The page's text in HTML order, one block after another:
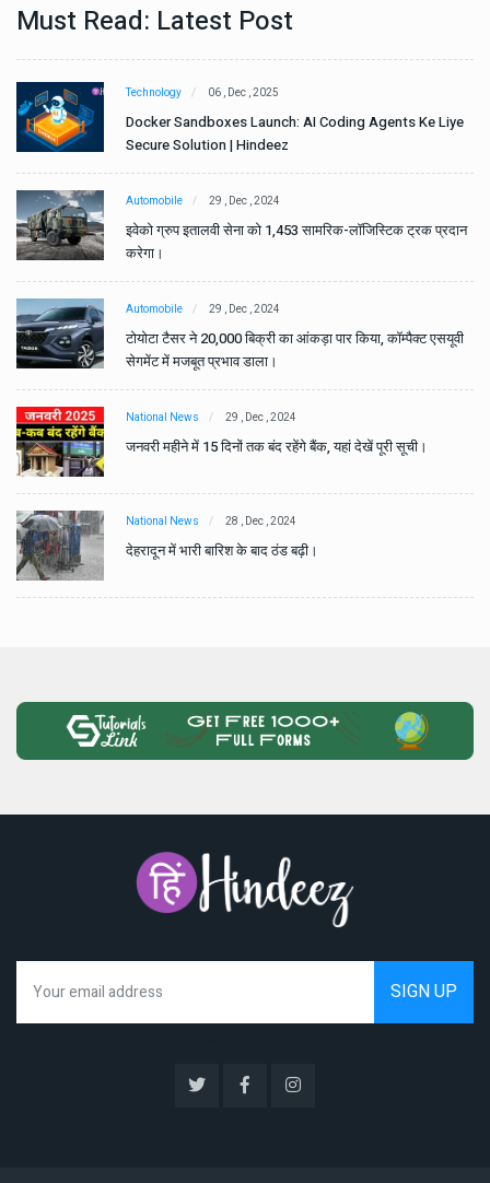
Must Read: Latest Post
Technology 06 , Dec , 2025
Docker Sandboxes Launch: AI Coding Agents Ke Liye
Secure Solution | Hindeez
Automobile 29 , Dec , 2024
इवेको ग्रुप इतालवी सेना को 1,453 सामरिक-लॉजिस्टिक ट्रक प्रदान
करेगा।
Automobile 29 , Dec , 2024
टोयोटा टैसर ने 20,000 बिक्री का आंकड़ा पार किया, कॉम्पैक्ट एसयूवी
सेगमेंट में मजबूत प्रभाव डाला।
National News 29 , Dec , 2024
जनवरी महीने में 15 दिनों तक बंद रहेंगे बैंक, यहां देखें पूरी सूची।
National News 28 , Dec , 2024
देहरादून में भारी बारिश के बाद ठंड बढ़ी।